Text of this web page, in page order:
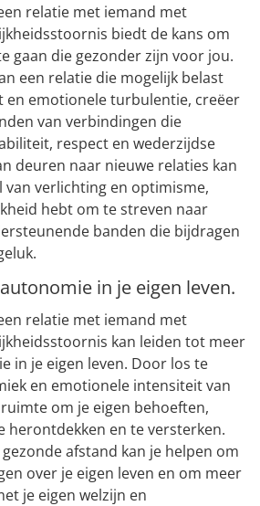
relatie met iemand met
biedt de kans om
gaan die gezonder zijn voor jou.
een relatie die mogelijk belast
en emotionele turbulentie, creëer
van verbindingen die
respect en wederzijdse
deuren naar nieuwe relaties kan
van verlichting en optimisme,
hebt om te streven naar
banden die bijdragen
in je eigen leven.
relatie met iemand met
kan leiden tot meer
in je eigen leven. Door los te
en emotionele intensiteit van
om je eigen behoeften,
herontdekken en te versterken.
afstand kan je helpen om
over je eigen leven en om meer
je eigen welzijn en